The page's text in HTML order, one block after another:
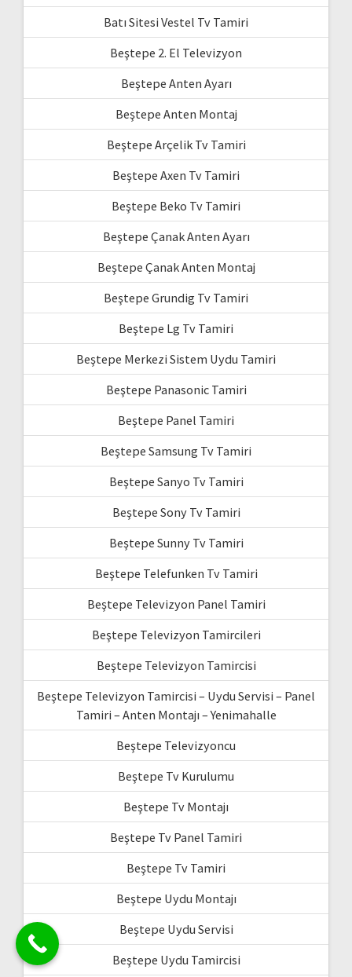
Batı Sitesi Vestel Tv Tamiri
Beştepe 2. El Televizyon
Beştepe Anten Ayarı
Beştepe Anten Montaj
Beştepe Arçelik Tv Tamiri
Beştepe Axen Tv Tamiri
Beştepe Beko Tv Tamiri
Beştepe Çanak Anten Ayarı
Beştepe Çanak Anten Montaj
Beştepe Grundig Tv Tamiri
Beştepe Lg Tv Tamiri
Beştepe Merkezi Sistem Uydu Tamiri
Beştepe Panasonic Tamiri
Beştepe Panel Tamiri
Beştepe Samsung Tv Tamiri
Beştepe Sanyo Tv Tamiri
Beştepe Sony Tv Tamiri
Beştepe Sunny Tv Tamiri
Beştepe Telefunken Tv Tamiri
Beştepe Televizyon Panel Tamiri
Beştepe Televizyon Tamircileri
Beştepe Televizyon Tamircisi
Beştepe Televizyon Tamircisi – Uydu Servisi – Panel
Tamiri – Anten Montajı – Yenimahalle
Beştepe Televizyoncu
Beştepe Tv Kurulumu
Beştepe Tv Montajı
Beştepe Tv Panel Tamiri
Beştepe Tv Tamiri
Beştepe Uydu Montajı
Beştepe Uydu Servisi
Beştepe Uydu Tamircisi